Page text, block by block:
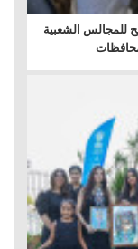
للمجالس الشعبية